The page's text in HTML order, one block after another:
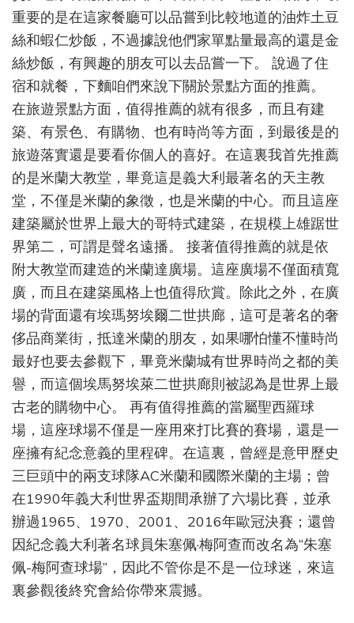
重要的是在這家餐廳可以品嘗到比較地道的油炸土豆
絲和蝦仁炒飯，不過據說他們家單點量最高的還是金
絲炒飯，有興趣的朋友可以去品嘗一下。 說過了住
宿和就餐，下麵咱們來說下關於景點方面的推薦。
在旅遊景點方面，值得推薦的就有很多，而且有建
築、有景色、有購物、也有時尚等方面，到最後是的
旅遊落實還是要看你個人的喜好。在這裏我首先推薦
的是米蘭大教堂，畢竟這是義大利最著名的天主教
堂，不僅是米蘭的象徵，也是米蘭的中心。而且這座
建築屬於世界上最大的哥特式建築，在規模上雄踞世
界第二，可謂是聲名遠播。 接著值得推薦的就是依
附大教堂而建造的米蘭達廣場。這座廣場不僅面積寬
廣，而且在建築風格上也值得欣賞。除此之外，在廣
場的背面還有埃瑪努埃爾二世拱廊，這可是著名的奢
侈品商業街，抵達米蘭的朋友，如果哪怕懂不懂時尚
最好也要去參觀下，畢竟米蘭城有世界時尚之都的美
譽，而這個埃馬努埃萊二世拱廊則被認為是世界上最
古老的購物中心。 再有值得推薦的當屬聖西羅球
場，這座球場不僅是一座用來打比賽的賽場，還是一
座擁有紀念意義的里程碑。在這裏，曾經是意甲歷史
三巨頭中的兩支球隊AC米蘭和國際米蘭的主場；曾
在1990年義大利世界盃期間承辦了六場比賽，並承
辦過1965、1970、2001、2016年歐冠決賽；還曾
因紀念義大利著名球員朱塞佩·梅阿查而改名為“朱塞
佩-梅阿查球場”，因此不管你是不是一位球迷，來這
裏參觀後終究會給你帶來震撼。